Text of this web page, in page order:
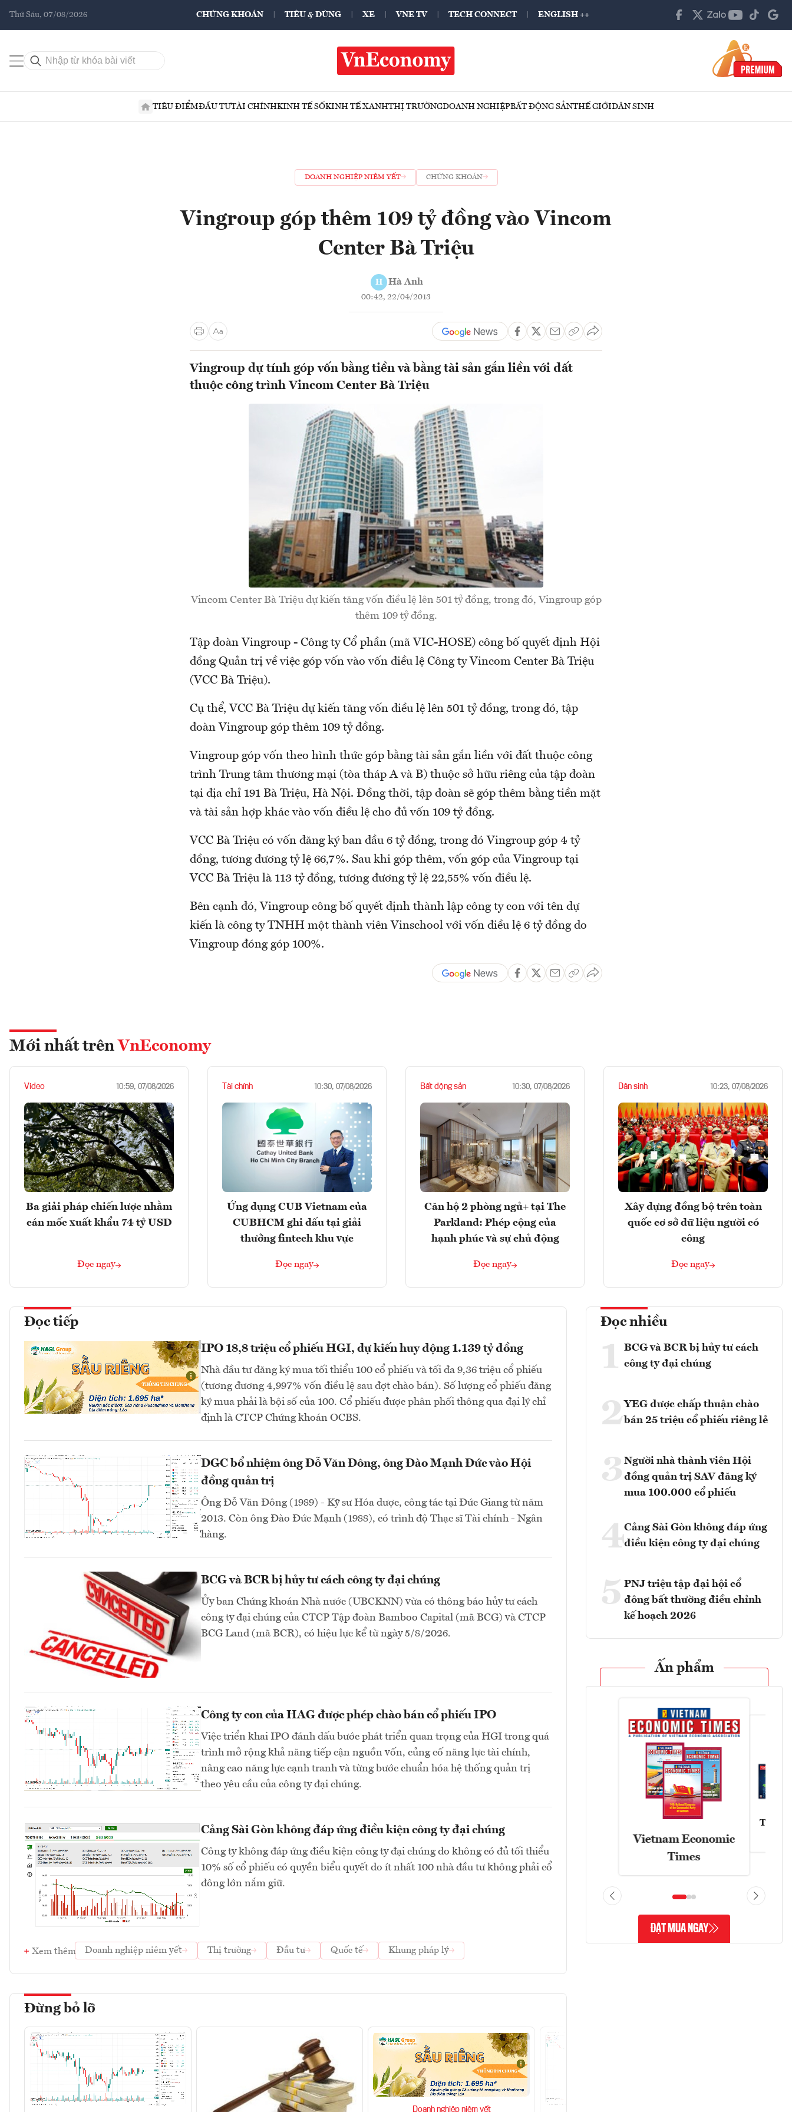
Thứ Sáu, 07/08/2026 CHỨNG KHOÁN TIÊU & DÙNG XE VNE TV TECH CONNECT ENGLISH ++
TIÊU ĐIỂMĐẦU TƯTÀI CHÍNHKINH TẾ SỐKINH TẾ XANHTHỊ TRƯỜNGDOANH NGHIỆPBẤT ĐỘNG SẢNTHẾ GIỚIDÂN SINH
DOANH NGHIỆP NIÊM YẾT CHỨNG KHOÁN
Vingroup góp thêm 109 tỷ đồng vào Vincom
Center Bà Triệu
H Hà Anh
00:42, 22/04/2013
Vingroup dự tính góp vốn bằng tiền và bằng tài sản gắn liền với đất
thuộc công trình Vincom Center Bà Triệu
Vincom Center Bà Triệu dự kiến tăng vốn điều lệ lên 501 tỷ đồng, trong đó, Vingroup góp
thêm 109 tỷ đồng.
Tập đoàn Vingroup - Công ty Cổ phần (mã VIC-HOSE) công bố quyết định Hội
đồng Quản trị về việc góp vốn vào vốn điều lệ Công ty Vincom Center Bà Triệu
(VCC Bà Triệu).
Cụ thể, VCC Bà Triệu dự kiến tăng vốn điều lệ lên 501 tỷ đồng, trong đó, tập
đoàn Vingroup góp thêm 109 tỷ đồng.
Vingroup góp vốn theo hình thức góp bằng tài sản gắn liền với đất thuộc công
trình Trung tâm thương mại (tòa tháp A và B) thuộc sở hữu riêng của tập đoàn
tại địa chỉ 191 Bà Triệu, Hà Nội. Đồng thời, tập đoàn sẽ góp thêm bằng tiền mặt
và tài sản hợp khác vào vốn điều lệ cho đủ vốn 109 tỷ đồng.
VCC Bà Triệu có vốn đăng ký ban đầu 6 tỷ đồng, trong đó Vingroup góp 4 tỷ
đồng, tương đương tỷ lệ 66,7%. Sau khi góp thêm, vốn góp của Vingroup tại
VCC Bà Triệu là 113 tỷ đồng, tương đương tỷ lệ 22,55% vốn điều lệ.
Bên cạnh đó, Vingroup công bố quyết định thành lập công ty con với tên dự
kiến là công ty TNHH một thành viên Vinschool với vốn điều lệ 6 tỷ đồng do
Vingroup đóng góp 100%.
Mới nhất trên VnEconomy
Video 10:59, 07/08/2026
Ba giải pháp chiến lược nhằm
cán mốc xuất khẩu 74 tỷ USD
Đọc ngay
Tài chính 10:30, 07/08/2026
Ứng dụng CUB Vietnam của
CUBHCM ghi dấu tại giải
thưởng fintech khu vực
Đọc ngay
Bất động sản 10:30, 07/08/2026
Căn hộ 2 phòng ngủ+ tại The
Parkland: Phép cộng của
hạnh phúc và sự chủ động
Đọc ngay
Dân sinh 10:23, 07/08/2026
Xây dựng đồng bộ trên toàn
quốc cơ sở dữ liệu người có
công
Đọc ngay
Đọc tiếp
IPO 18,8 triệu cổ phiếu HGI, dự kiến huy động 1.139 tỷ đồng
Nhà đầu tư đăng ký mua tối thiểu 100 cổ phiếu và tối đa 9,36 triệu cổ phiếu
(tương đương 4,997% vốn điều lệ sau đợt chào bán). Số lượng cổ phiếu đăng
ký mua phải là bội số của 100. Cổ phiếu được phân phối thông qua đại lý chỉ
định là CTCP Chứng khoán OCBS.
DGC bổ nhiệm ông Đỗ Văn Đông, ông Đào Mạnh Đức vào Hội
đồng quản trị
Ông Đỗ Văn Đông (1989) - Kỹ sư Hóa dược, công tác tại Đức Giang từ năm
2013. Còn ông Đào Đức Mạnh (1988), có trình độ Thạc sĩ Tài chính - Ngân
hàng.
BCG và BCR bị hủy tư cách công ty đại chúng
Ủy ban Chứng khoán Nhà nước (UBCKNN) vừa có thông báo hủy tư cách
công ty đại chúng của CTCP Tập đoàn Bamboo Capital (mã BCG) và CTCP
BCG Land (mã BCR), có hiệu lực kể từ ngày 5/8/2026.
Công ty con của HAG được phép chào bán cổ phiếu IPO
Việc triển khai IPO đánh dấu bước phát triển quan trọng của HGI trong quá
trình mở rộng khả năng tiếp cận nguồn vốn, củng cố năng lực tài chính,
nâng cao năng lực cạnh tranh và từng bước chuẩn hóa hệ thống quản trị
theo yêu cầu của công ty đại chúng.
Cảng Sài Gòn không đáp ứng điều kiện công ty đại chúng
Công ty không đáp ứng điều kiện công ty đại chúng do không có đủ tối thiểu
10% số cổ phiếu có quyền biểu quyết do ít nhất 100 nhà đầu tư không phải cổ
đông lớn nắm giữ.
Xem thêm Doanh nghiệp niêm yết Thị trường Đầu tư Quốc tế Khung pháp lý
Đừng bỏ lỡ
Doanh nghiệp niêm yết
Đọc nhiều
1 BCG và BCR bị hủy tư cách
công ty đại chúng
2YEG được chấp thuận chào
bán 25 triệu cổ phiếu riêng lẻ
3 Người nhà thành viên Hội
đồng quản trị SAV đăng ký
mua 100.000 cổ phiếu
4Cảng Sài Gòn không đáp ứng
điều kiện công ty đại chúng
5 PNJ triệu tập đại hội cổ
đông bất thường điều chỉnh
kế hoạch 2026
Ấn phẩm
Vietnam Economic
Times
Tạp
ĐẶT MUA NGAY